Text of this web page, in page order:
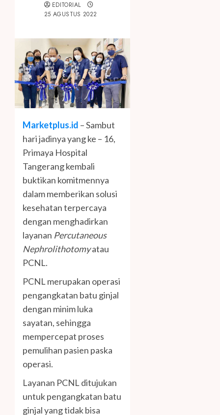
EDITORIAL
25 AGUSTUS 2022
Marketplus.id – Sambut
hari jadinya yang ke – 16,
Primaya Hospital
Tangerang kembali
buktikan komitmennya
dalam memberikan solusi
kesehatan terpercaya
dengan menghadirkan
layanan Percutaneous
Nephrolithotomyatau
PCNL.
PCNL merupakan operasi
pengangkatan batu ginjal
dengan minim luka
sayatan, sehingga
mempercepat proses
pemulihan pasien paska
operasi.
Layanan PCNL ditujukan
untuk pengangkatan batu
ginjal yang tidak bisa